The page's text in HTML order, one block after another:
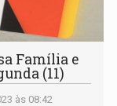
Família e
(11)
às 08:42